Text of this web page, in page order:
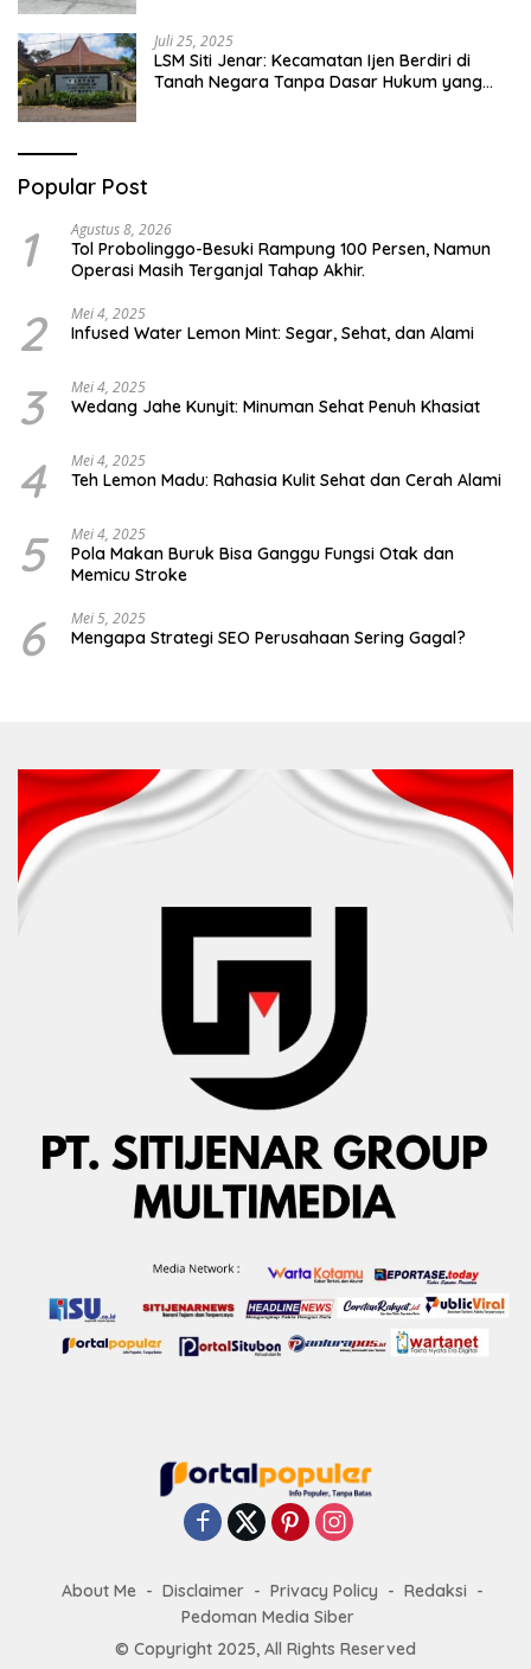
Juli 25, 2025
LSM Siti Jenar: Kecamatan Ijen Berdiri di
Tanah Negara Tanpa Dasar Hukum yang
Popular Post
1 Agustus 8, 2026
Tol Probolinggo-Besuki Rampung 100 Persen, Namun
Operasi Masih Terganjal Tahap Akhir.
2 Mei 4, 2025
Infused Water Lemon Mint: Segar, Sehat, dan Alami
3 Mei 4, 2025
Wedang Jahe Kunyit: Minuman Sehat Penuh Khasiat
4 Mei 4, 2025
Teh Lemon Madu: Rahasia Kulit Sehat dan Cerah Alami
5 Mei 4, 2025
Pola Makan Buruk Bisa Ganggu Fungsi Otak dan
Memicu Stroke
6 Mei 5, 2025
Mengapa Strategi SEO Perusahaan Sering Gagal?
About Me Disclaimer Privacy Policy
Redaksi
Pedoman Media Siber
© Copyright 2025, All Rights Reserved